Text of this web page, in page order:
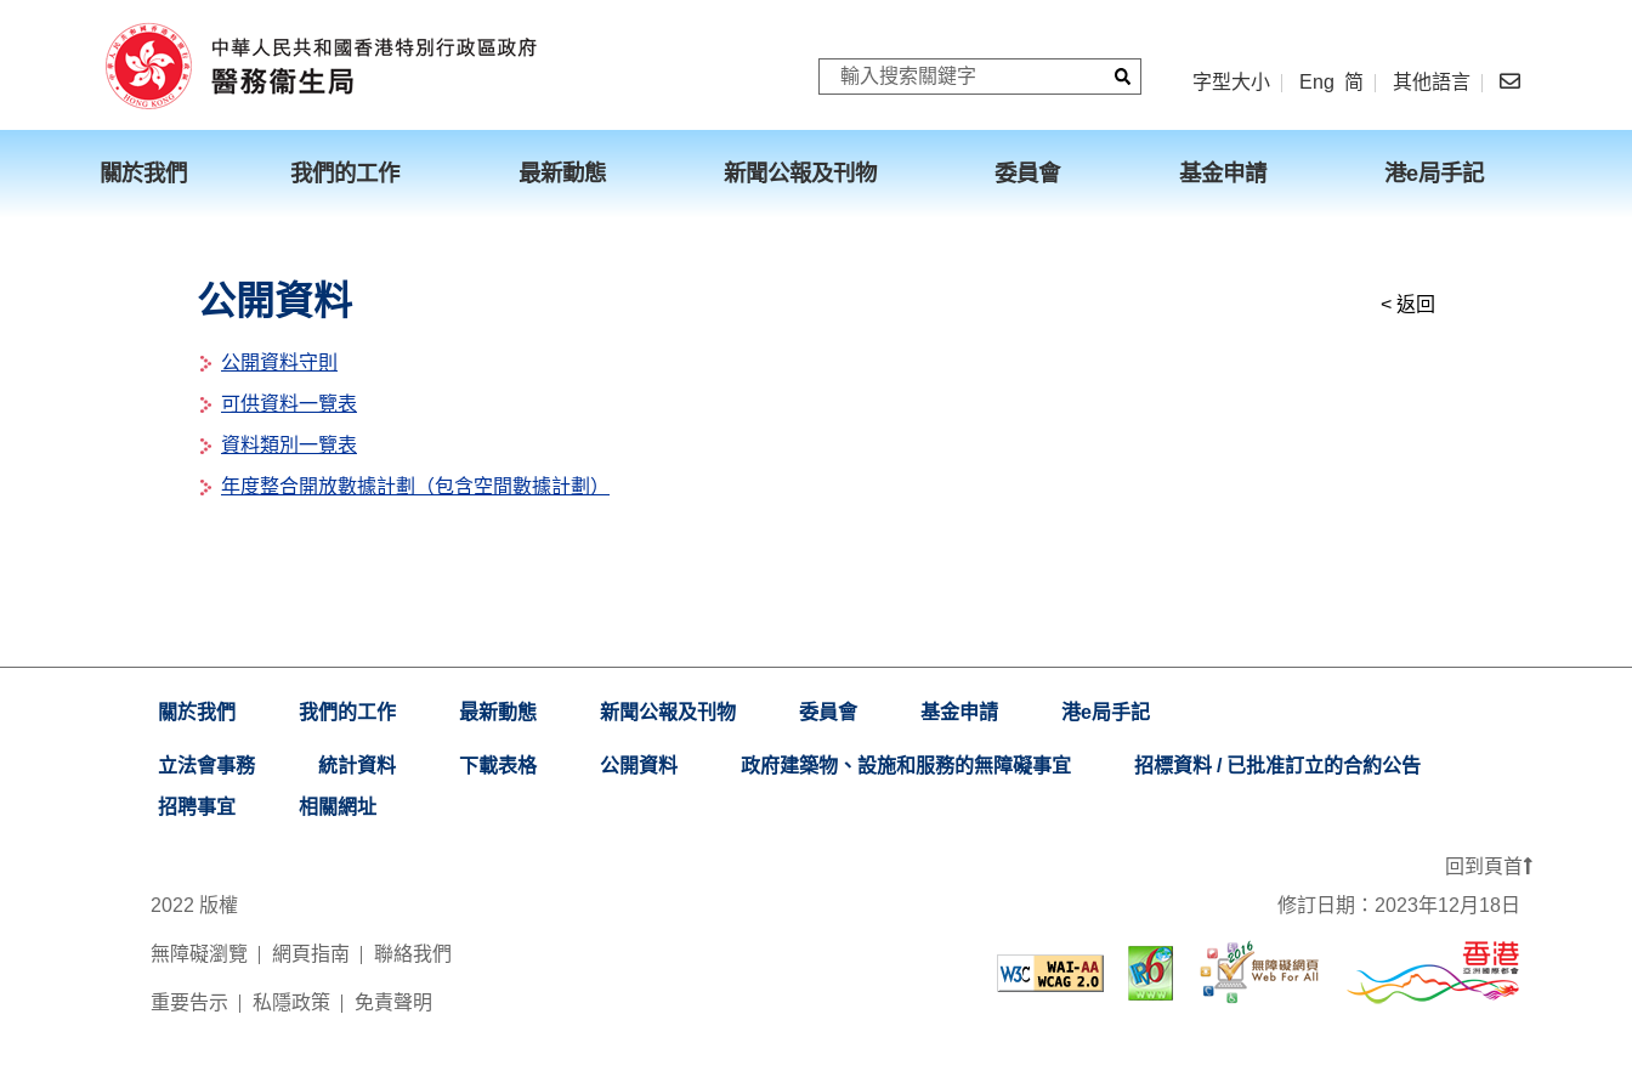
字型大小 Eng 简 其他語言
關於我們 我們的工作 最新動態 新聞公報及刊物 委員會 基金申請 港e局手記
公開資料 < 返回
公開資料守則
可供資料一覽表
資料類別一覽表
年度整合開放數據計劃（包含空間數據計劃）
關於我們 我們的工作 最新動態 新聞公報及刊物 委員會 基金申請 港e局手記
立法會事務 統計資料 下載表格 公開資料 政府建築物、設施和服務的無障礙事宜
招標資料 / 已批准訂立的合約公告
招聘事宜
相關網址
回到頁首
2022 版權
無障礙瀏覽 網頁指南 聯絡我們
重要告示 私隱政策 免責聲明
修訂日期： 2023年12月18日